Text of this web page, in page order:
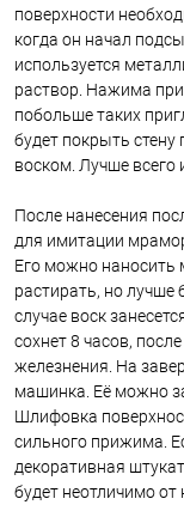
поверхности
когда он начал
используется
раствор. Нажима
побольше таких
будет покрыть
воском. Лучше всего
После нанесения
для имитации
Его можно наносить
растирать, но лучше
случае воск
сохнет 8 часов,
железнения. На
машинка. Её можно
Шлифовка
сильного прижима.
декоративная
будет неотличимо